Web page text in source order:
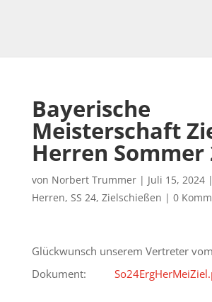
Bayerische
Meisterschaft
Herren Sommer
von Norbert Trummer| Juli 15, 2024|
Herren, SS 24, Zielschießen | 0
Glückwunsch unserem Vertreter
Dokument: